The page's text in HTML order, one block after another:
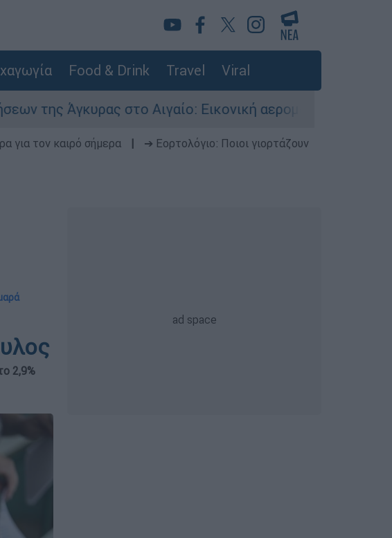
Food & Drink Travel Viral
στο Αιγαίο: Εικονική αερομαχία ανάμεσα σε ελληνικά
για τον καιρό σήμερα
➔ Εορτολόγιο: Ποιοι γιορτάζουν
2,9%